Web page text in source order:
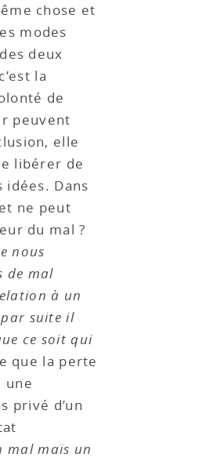
chose et
modes
deux
la
de
peuvent
elle
libérer de
Dans
ne peut
du mal ?
nous
de mal
à un
par suite il
ce soit qui
que la perte
une
privé d’un
mal mais un